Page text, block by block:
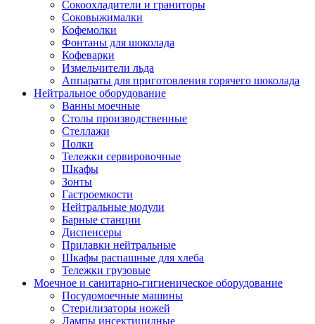
Сокоохладители и граниторы
Соковыжималки
Кофемолки
Фонтаны для шоколада
Кофеварки
Измельчители льда
Аппараты для приготовления горячего шоколада
Нейтральное оборудование
Ванны моечные
Столы производственные
Стеллажи
Полки
Тележки сервировочные
Шкафы
Зонты
Гастроемкости
Нейтральные модули
Барные станции
Диспенсеры
Прилавки нейтральные
Шкафы распашные для хлеба
Тележки грузовые
Моечное и санитарно-гигиеническое оборудование
Посудомоечные машины
Стерилизаторы ножей
Лампы инсектицидные